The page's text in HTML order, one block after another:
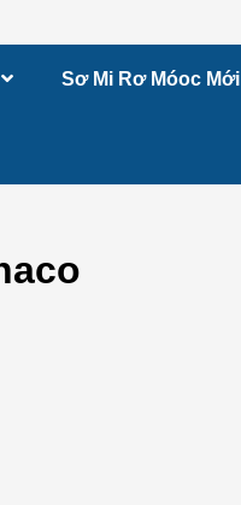
Sơ Mi Rơ Móoc Mới